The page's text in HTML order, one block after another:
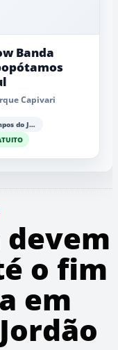
Banda
Capivari
Campos do Jordão
devem
o fim
em